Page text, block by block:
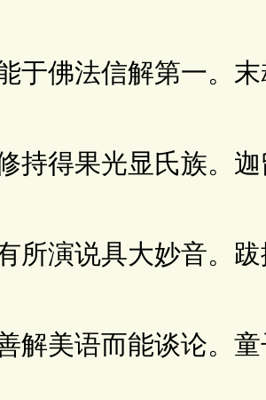
佛法信解第一。末
得果光显氏族。迦
演说具大妙音。跋
美语而能谈论。童